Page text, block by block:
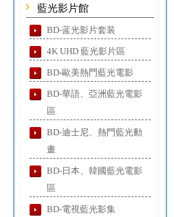
藍光影片館
BD-蓝光影片套装
4K UHD 藍光影片區
BD-歐美熱門藍光電影
BD-華語、亞洲藍光電影
區
BD-迪士尼、熱門藍光動
畫
BD-日本、韓國藍光電影
區
BD-電視藍光影集